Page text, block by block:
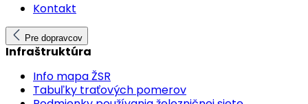
Kontakt
Pre dopravcov
Infraštruktúra
Info mapa ŽSR
Tabuľky traťových pomerov